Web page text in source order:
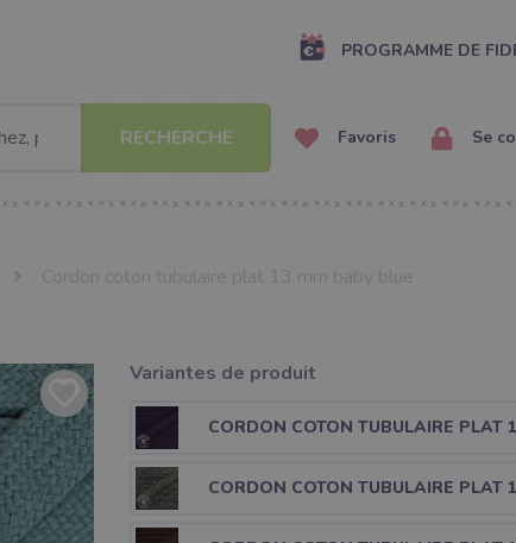
PROGRAMME DE
RECHERCHE Favoris Se
Variantes de produit
CORDON COTON TUBULAIRE PLAT
CORDON COTON TUBULAIRE PLAT